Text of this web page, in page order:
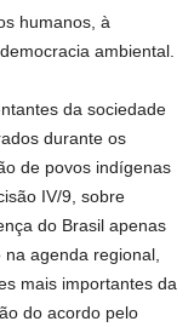
humanos, à
ambiental.
da sociedade
durante os
de povos indígenas
IV/9, sobre
do Brasil apenas
agenda regional,
mais importantes da
do acordo pelo